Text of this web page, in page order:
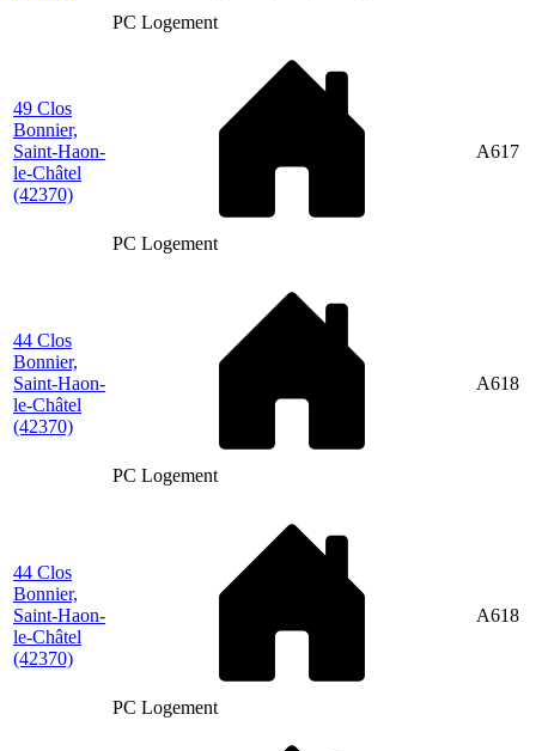
PC Logement
49 Clos
Bonnier,
Saint-Haon-
le-Châtel
(42370)
PC Logement
A617
44 Clos
Bonnier,
Saint-Haon-
le-Châtel
(42370)
PC Logement
A618
44 Clos
Bonnier,
Saint-Haon-
le-Châtel
(42370)
PC Logement
A618